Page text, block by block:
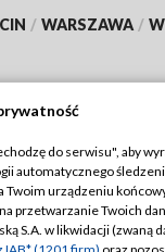
/ WARSZAWA /
TVP
Regulamin TVP
do serwisu", aby
automatycznego
Twoim urządzeniu
przetwarzanie Twoich
S.A. w likwidacji (zwaną